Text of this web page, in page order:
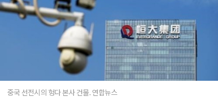
중국 선전시의 헝다 본사 건물. 연합뉴스